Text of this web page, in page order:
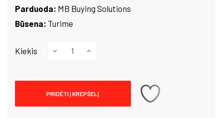
Parduoda: MB Buying Solutions
Būsena: Turime
Kiekis
PRIDĖTI Į KREPŠELĮ